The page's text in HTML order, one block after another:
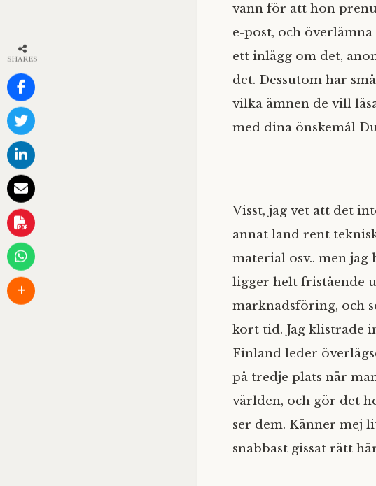
vann för att hon
e-post, och överlämna
ett inlägg om det,
det. Dessutom har
vilka ämnen de vill
med dina önskemål
Visst, jag vet att det
annat land rent
material osv.. men
ligger helt fristående
marknadsföring, och
kort tid. Jag klistrade
Finland leder
på tredje plats när
världen, och gör det
ser dem. Känner mej
snabbast gissat rätt
SHARES